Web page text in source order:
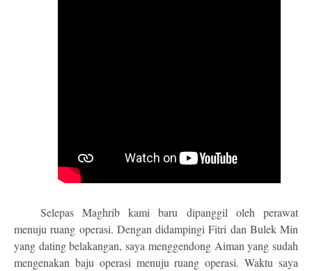
Selepas Maghrib kami baru dipanggil oleh perawat
menuju ruang operasi. Dengan didampingi Fitri dan Bulek Min
yang dating belakangan, saya menggendong Aiman yang sudah
mengenakan baju operasi menuju ruang operasi. Waktu saya